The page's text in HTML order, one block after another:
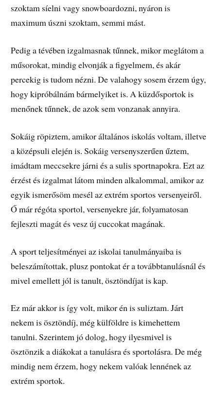
szoktam síelni vagy snowboardozni, nyáron is
maximum úszni szoktam, semmi mást.
Pedig a tévében izgalmasnak tűnnek, mikor meglátom a
műsorokat, mindig elvonják a figyelmem, és akár
percekig is tudom nézni. De valahogy sosem érzem úgy,
hogy kipróbálnám bármelyiket is. A küzdősportok is
menőnek tűnnek, de azok sem vonzanak annyira.
Sokáig röpiztem, amikor általános iskolás voltam, illetve
a középsuli elején is. Sokáig versenyszerűen űztem,
imádtam meccsekre járni és a sulis sportnapokra. Ezt az
érzést és izgalmat látom minden alkalommal, amikor az
egyik ismerősöm mesél az extrém sportos versenyeiről.
Ő már régóta sportol, versenyekre jár, folyamatosan
fejleszti magát és vesz új cuccokat magának.
A sport teljesítményei az iskolai tanulmányaiba is
beleszámítottak, plusz pontokat ér a továbbtanulásnál és
mivel emellett jól is tanult, ösztöndíjat is kap.
Ez már akkor is így volt, mikor én is suliztam. Járt
nekem is ösztöndíj, még külföldre is kimehettem
tanulni. Szerintem jó dolog, hogy ilyesmivel is
ösztönzik a diákokat a tanulásra és sportolásra. De még
mindig nem érzem, hogy nekem valóak lennének az
extrém sportok.